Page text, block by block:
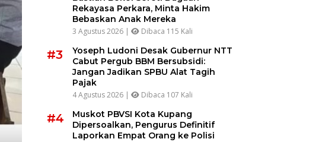
Rekayasa Perkara, Minta Hakim
Bebaskan Anak Mereka
3 Agustus 2026 | Dibaca 115 Kali
#3
Yoseph Ludoni Desak Gubernur NTT
Cabut Pergub BBM Bersubsidi:
Jangan Jadikan SPBU Alat Tagih
Pajak
4 Agustus 2026 | Dibaca 107 Kali
#4
Muskot PBVSI Kota Kupang
Dipersoalkan, Pengurus Definitif
Laporkan Empat Orang ke Polisi